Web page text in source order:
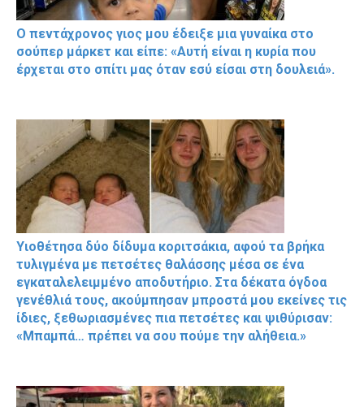
Ο πεντάχρονος γιος μου έδειξε μια γυναίκα στο
σούπερ μάρκετ και είπε: «Αυτή είναι η κυρία που
έρχεται στο σπίτι μας όταν εσύ είσαι στη δουλειά».
Υιοθέτησα δύο δίδυμα κοριτσάκια, αφού τα βρήκα
τυλιγμένα με πετσέτες θαλάσσης μέσα σε ένα
εγκαταλελειμμένο αποδυτήριο. Στα δέκατα όγδοα
γενέθλιά τους, ακούμπησαν μπροστά μου εκείνες τις
ίδιες, ξεθωριασμένες πια πετσέτες και ψιθύρισαν:
«Μπαμπά… πρέπει να σου πούμε την αλήθεια.»